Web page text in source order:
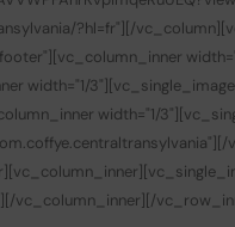
?hl=fr"][/
width="1/
width="1/